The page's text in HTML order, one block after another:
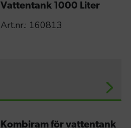
Vattentank 1000 Liter
Art.nr.: 160813
Kombiram för vattentank